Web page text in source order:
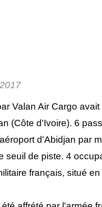
Valan Air Cargo
(Côte d'Ivoire). 6
d'Abidjan par
seuil de piste. 4
français, situé